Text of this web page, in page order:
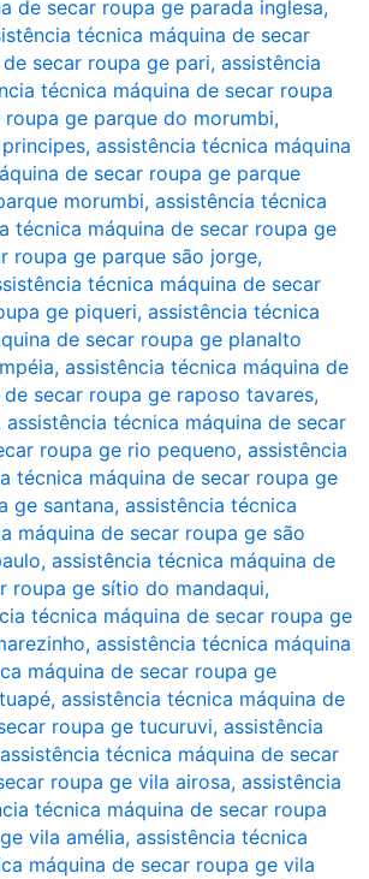
de secar roupa ge parada inglesa,
técnica máquina de secar
secar roupa ge pari, assistência
técnica máquina de secar roupa
ge parque do morumbi,
, assistência técnica máquina
de secar roupa ge parque
morumbi, assistência técnica
técnica máquina de secar roupa ge
roupa ge parque são jorge,
técnica máquina de secar
ge piqueri, assistência técnica
de secar roupa ge planalto
, assistência técnica máquina de
secar roupa ge raposo tavares,
assistência técnica máquina de secar
roupa ge rio pequeno, assistência
técnica máquina de secar roupa ge
ge santana, assistência técnica
máquina de secar roupa ge são
, assistência técnica máquina de
roupa ge sítio do mandaqui,
técnica máquina de secar roupa ge
, assistência técnica máquina
máquina de secar roupa ge
, assistência técnica máquina de
roupa ge tucuruvi, assistência
assistência técnica máquina de secar
roupa ge vila airosa, assistência
técnica máquina de secar roupa
vila amélia, assistência técnica
máquina de secar roupa ge vila